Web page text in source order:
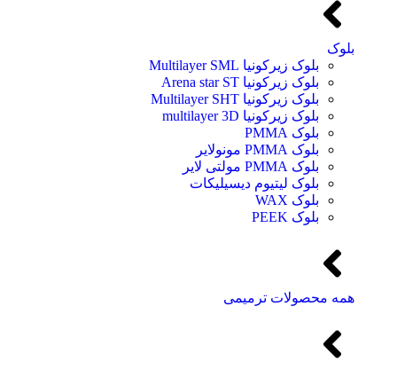
بلوک
بلوک زیرکونیا Multilayer SML
بلوک زیرکونیا Arena star ST
بلوک زیرکونیا Multilayer SHT
بلوک زیرکونیا multilayer 3D
بلوک PMMA
بلوک PMMA مونولایر
بلوک PMMA مولتی لایر
بلوک لیتیوم دیسیلیکات
بلوک WAX
بلوک PEEK
همه محصولات ترمیمی